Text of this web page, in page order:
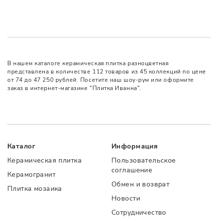
В нашем каталоге керамическая плитка разноцветная
представлена в количестве 112 товаров из 45 коллекций по цене
от 74 до 47 250 рублей. Посетите наш шоу-рум или оформите
заказ в интернет-магазине "Плитка Иванна".
Каталог
Керамическая плитка
Керамогранит
Плитка мозаика
Информация
Пользовательское
соглашение
Обмен и возврат
Новости
Сотрудничество